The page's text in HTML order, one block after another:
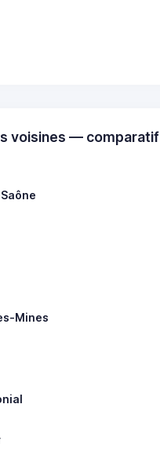
voisines — comparatif
Mines